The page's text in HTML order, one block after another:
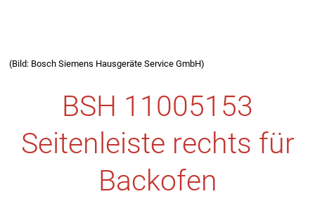
(Bild: Bosch Siemens Hausgeräte Service GmbH)
BSH 11005153
Seitenleiste rechts für
Backofen